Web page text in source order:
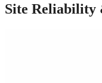
Site Reliability